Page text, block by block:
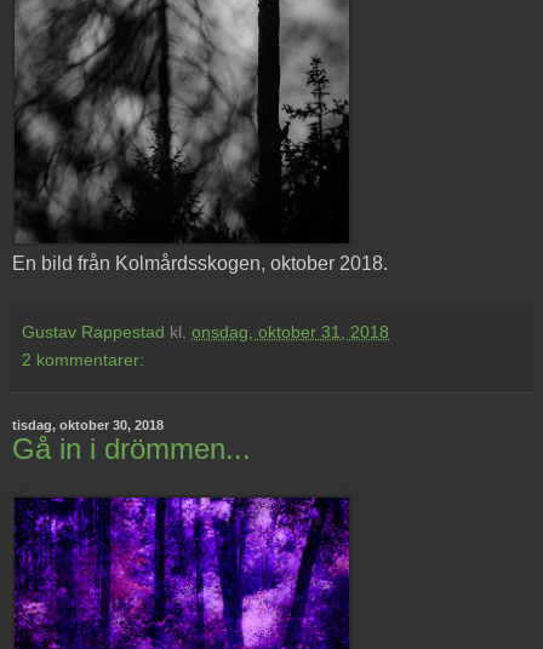
En bild från Kolmårdsskogen, oktober 2018.
Gustav Rappestad kl. onsdag, oktober 31, 2018
2 kommentarer:
tisdag, oktober 30, 2018
Gå in i drömmen...